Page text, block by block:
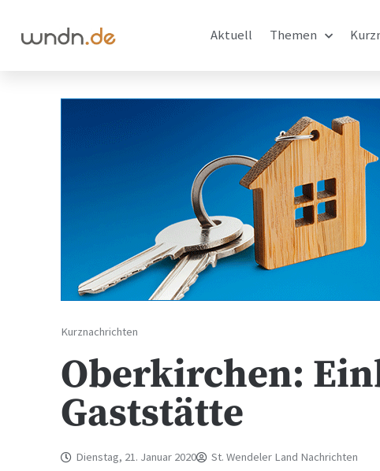
Aktuell Themen
Kurznachrichten
Oberkirchen:
Gaststätte
Dienstag, 21. Januar 2020 St. Wendeler Land Nachrichten